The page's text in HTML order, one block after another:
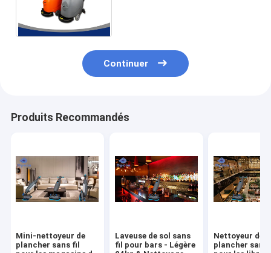
Continuer
Produits Recommandés
Mini-nettoyeur de
plancher sans fil
Laveuse de sol sans
fil pour bars - Légère
Nettoyeur de
plancher sans